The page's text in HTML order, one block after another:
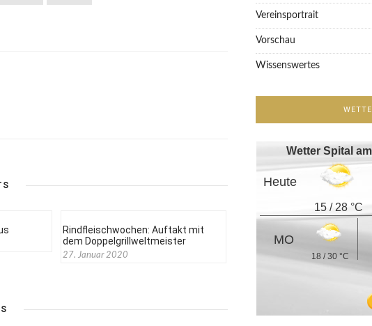
Rindfleischwochen: Auftakt mit
dem Doppelgrillweltmeister
27. Januar 2020
Vereinsportrait
Vorschau
Wissenswertes
Wetter Spital
Heute
15 / 28 °C
MO
18 / 30 °C